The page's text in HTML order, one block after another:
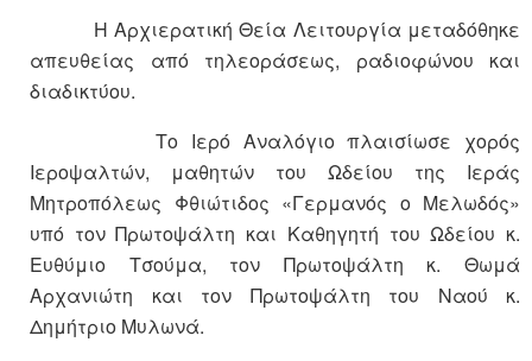
Η Αρχιερατική Θεία Λειτουργία μεταδόθηκε
απευθείας από τηλεοράσεως, ραδιοφώνου και
διαδικτύου.
Το Ιερό Αναλόγιο πλαισίωσε χορός
Ιεροψαλτών, μαθητών του Ωδείου της Ιεράς
Μητροπόλεως Φθιώτιδος «Γερμανός ο Μελωδός»
υπό τον Πρωτοψάλτη και Καθηγητή του Ωδείου κ.
Ευθύμιο Τσούμα, τον Πρωτοψάλτη κ. Θωμά
Αρχανιώτη και τον Πρωτοψάλτη του Ναού κ.
Δημήτριο Μυλωνά.